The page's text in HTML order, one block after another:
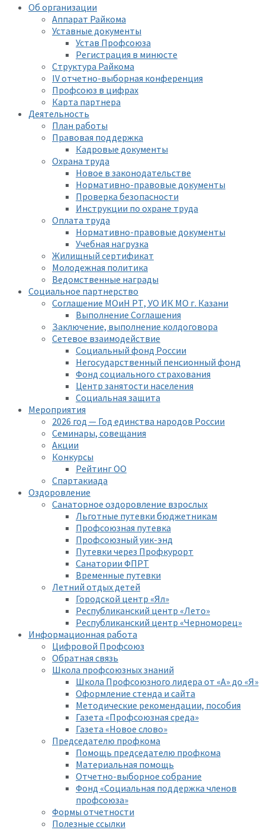
Об организации
Аппарат Райкома
Уставные документы
Устав Профсоюза
Регистрация в минюсте
Структура Райкома
IV отчетно-выборная конференция
Профсоюз в цифрах
Карта партнера
Деятельность
План работы
Правовая поддержка
Кадровые документы
Охрана труда
Новое в законодательстве
Нормативно-правовые документы
Проверка безопасности
Инструкции по охране труда
Оплата труда
Нормативно-правовые документы
Учебная нагрузка
Жилищный сертификат
Молодежная политика
Ведомственные награды
Социальное партнерство
Соглашение МОиН РТ, УО ИК МО г. Казани
Выполнение Соглашения
Заключение, выполнение колдоговора
Сетевое взаимодействие
Социальный фонд России
Негосударственный пенсионный фонд
Фонд социального страхования
Центр занятости населения
Социальная защита
Мероприятия
2026 год — Год единства народов России
Семинары, совещания
Акции
Конкурсы
Рейтинг ОО
Спартакиада
Оздоровление
Санаторное оздоровление взрослых
Льготные путевки бюджетникам
Профсоюзная путевка
Профсоюзный уик-энд
Путевки через Профкурорт
Санатории ФПРТ
Временные путевки
Летний отдых детей
Городской центр «Ял»
Республиканский центр «Лето»
Республиканский центр «Черноморец»
Информационная работа
Цифровой Профсоюз
Обратная связь
Школа профсоюзных знаний
Школа Профсоюзного лидера от «А» до «Я»
Оформление стенда и сайта
Методические рекомендации, пособия
Газета «Профсоюзная среда»
Газета «Новое слово»
Председателю профкома
Помощь председателю профкома
Материальная помощь
Отчетно-выборное собрание
Фонд «Социальная поддержка членов
профсоюза»
Формы отчетности
Полезные ссылки